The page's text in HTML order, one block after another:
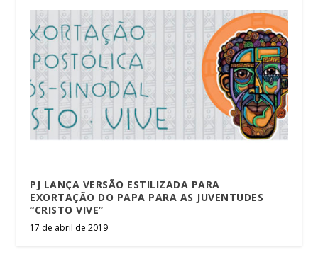
PJ LANÇA VERSÃO ESTILIZADA PARA
EXORTAÇÃO DO PAPA PARA AS JUVENTUDES
“CRISTO VIVE”
17 de abril de 2019